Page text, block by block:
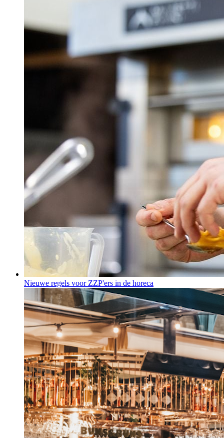
Nieuwe regels voor ZZP'ers in de horeca